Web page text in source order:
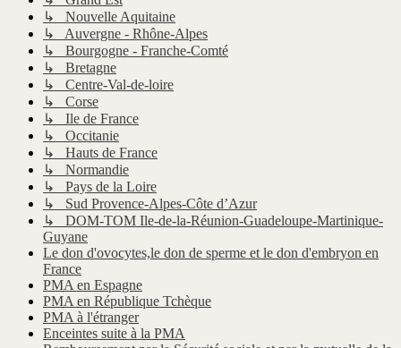
↳ Nouvelle Aquitaine
↳ Auvergne - Rhône-Alpes
↳ Bourgogne - Franche-Comté
↳ Bretagne
↳ Centre-Val-de-loire
↳ Corse
↳ Ile de France
↳ Occitanie
↳ Hauts de France
↳ Normandie
↳ Pays de la Loire
↳ Sud Provence-Alpes-Côte d’Azur
↳ DOM-TOM Ile-de-la-Réunion-Guadeloupe-Martinique-
Guyane
Le don d'ovocytes,le don de sperme et le don d'embryon en
France
PMA en Espagne
PMA en République Tchèque
PMA à l'étranger
Enceintes suite à la PMA